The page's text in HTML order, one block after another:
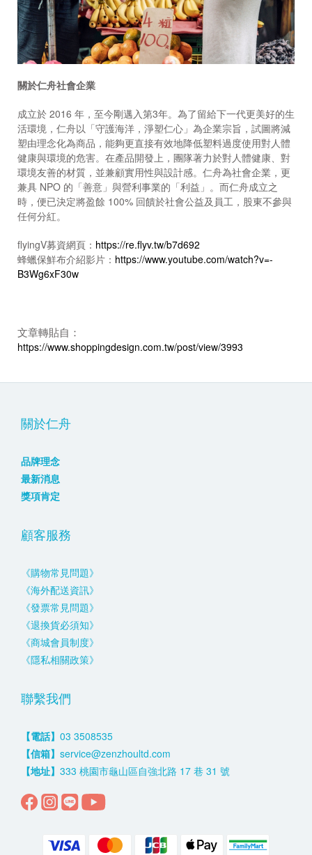
關於仁舟社會企業
成立於 2016 年，至今剛邁入第3年。為了留給下一代更美好的生
活環境，仁舟以「守護海洋，淨塑仁心」為企業宗旨，試圖將減
塑由理念化為商品，能夠更直接有效地降低塑料過度使用對人體
健康與環境的危害。在產品開發上，團隊著力於對人體健康、對
環境友善的材質，並兼顧實用性與設計感。仁舟為社會企業，更
兼具 NPO 的「善意」與營利事業的「利益」。而仁舟成立之
時，便已決定將盈餘 100% 回饋於社會公益及員工，股東不參與
任何分紅。
flyingV募資網頁： https://re.flyv.tw/b7d692
蜂蠟保鮮布介紹影片： https://www.youtube.com/watch?v=-
B3Wg6xF30w
文章轉貼自：
https://www.shoppingdesign.com.tw/post/view/3993
關於仁舟
品牌理念
最新消息
獎項肯定
顧客服務
《購物常見問題》
《海外配送資訊》
《發票常見問題》
《退換貨必須知》
《商城會員制度》
《隱私相關政策》
聯繫我們
【電話】 03 3508535
【信箱】 service@zenzhoultd.com
【地址】 333 桃園市龜山區自強北路 17 巷 31 號